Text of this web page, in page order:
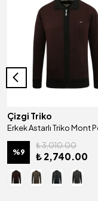
Çizgi Triko
%9
₺ 3,010.00
₺ 2,740.00